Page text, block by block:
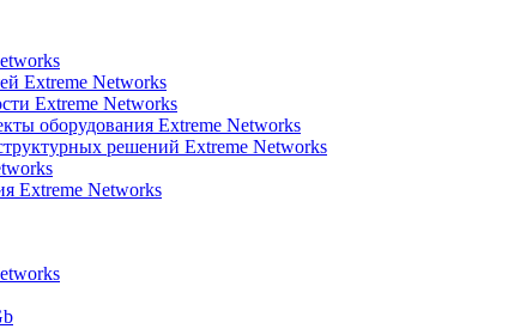
Extreme Networks
Extreme Networks
оборудования Extreme Networks
решений Extreme Networks
Extreme Networks